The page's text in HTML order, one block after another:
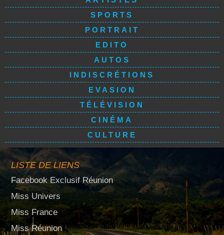
SPORTS
PORTRAIT
EDITO
AUTOS
INDISCRÉTIONS
EVASION
TÉLÉVISION
CINÉMA
CULTURE
LISTE DE LIENS
Facebook Exclusif Réunion
Miss Univers
Miss France
Miss Réunion